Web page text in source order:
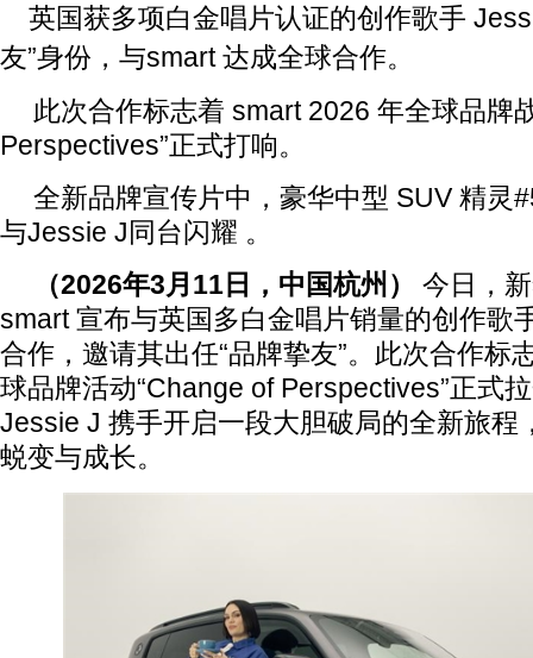
英国获多项白金唱片认证的创作歌手
友”身份，与smart 达成全球合作。
此次合作标志着 smart 2026 年全球品牌
Perspectives”正式打响。
全新品牌宣传片中，豪华中型 SUV 精灵
与Jessie J同台闪耀 。
（2026年3月 11 日，中国杭州）
今日，
smart 宣布与英国多白金唱片销量的创作歌
合作，邀请其出任“品牌挚友”。此次合作标
球品牌活动“Change of Perspectives”正式
Jessie J 携手开启一段大胆破局的全新旅程
蜕变与成长。